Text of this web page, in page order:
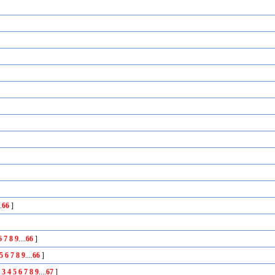
66 ]
7 8 9....66 ]
5 6 7 8 9....66 ]
3 4 5 6 7 8 9....67 ]